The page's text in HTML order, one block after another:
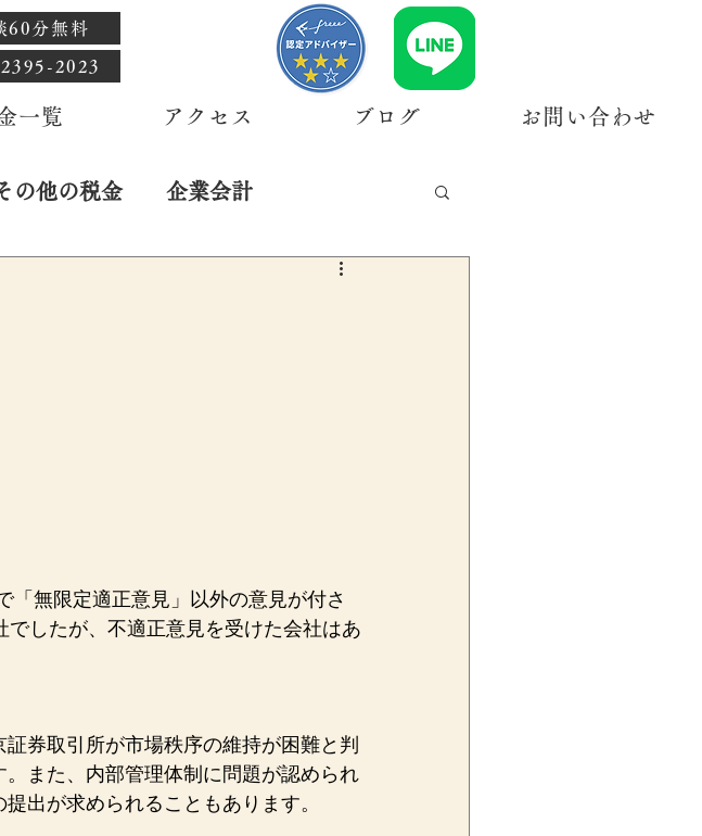
60分無料
2023
一覧 アクセス ブログ お問い合わせ
の他の税金 企業会計
「無限定適正意見」以外の意見が付さ
したが、不適正意見を受けた会社はあ
券取引所が市場秩序の維持が困難と判
また、内部管理体制に問題が認められ
出が求められることもあります。